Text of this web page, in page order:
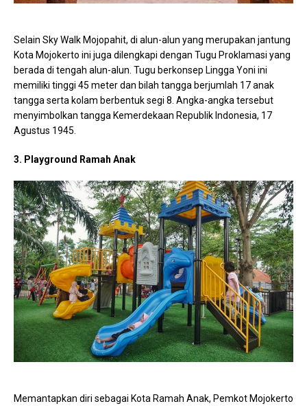
Selain Sky Walk Mojopahit, di alun-alun yang merupakan jantung
Kota Mojokerto ini juga dilengkapi dengan Tugu Proklamasi yang
berada di tengah alun-alun. Tugu berkonsep Lingga Yoni ini
memiliki tinggi 45 meter dan bilah tangga berjumlah 17 anak
tangga serta kolam berbentuk segi 8. Angka-angka tersebut
menyimbolkan tangga Kemerdekaan Republik Indonesia, 17
Agustus 1945.
3. Playground Ramah Anak
Memantapkan diri sebagai Kota Ramah Anak, Pemkot Mojokerto